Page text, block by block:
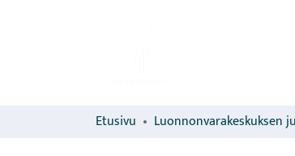
Etusivu